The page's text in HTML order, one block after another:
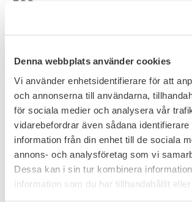
Denna webbplats använder cookies
Vi använder enhetsidentifierare för att
och annonserna till användarna,
för sociala medier och analysera vår
vidarebefordrar även sådana identifierare
information från din enhet till de sociala
annons- och analysföretag som vi
Dessa kan i sin tur kombinera
information som du har tillhandahållit
599
Add to favorites
FAVORITE
Add to